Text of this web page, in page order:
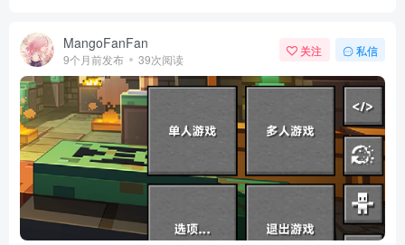
MangoFanFan
9个月前发布 39次阅读
关注 私信